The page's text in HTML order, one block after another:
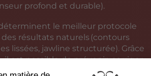
profond et durable).
le meilleur protocole
des résultats naturels (contours
lissées, jawline structurée). Grâce
il est possible de prévenir, corriger
du visage sans chirurgie. Nous